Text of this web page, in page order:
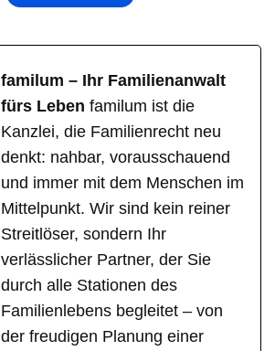
familum – Ihr Familienanwalt
fürs Leben familum ist die
Kanzlei, die Familienrecht neu
denkt: nahbar, vorausschauend
und immer mit dem Menschen im
Mittelpunkt. Wir sind kein reiner
Streitlöser, sondern Ihr
verlässlicher Partner, der Sie
durch alle Stationen des
Familienlebens begleitet – von
der freudigen Planung einer